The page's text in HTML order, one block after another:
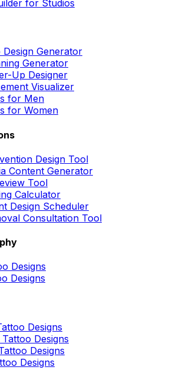
for Studios
Design Generator
Generator
Up Designer
Visualizer
for Men
for Women
Design Tool
Content Generator
Tool
Calculator
Design Scheduler
Consultation Tool
Designs
Designs
Designs
Designs
Designs
Designs